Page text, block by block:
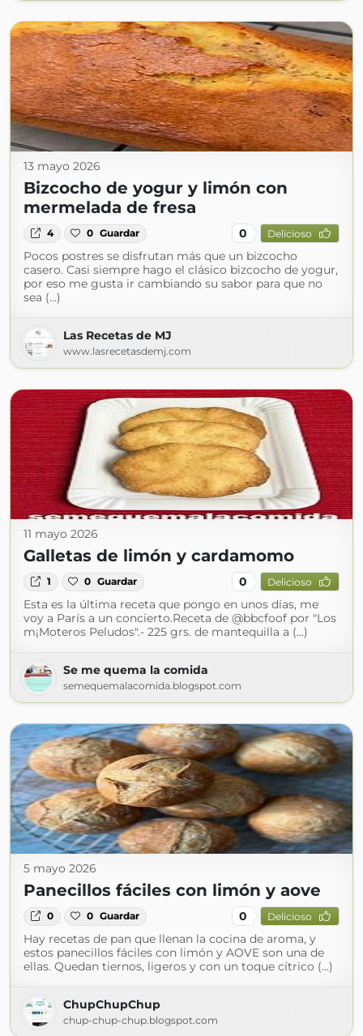
13 mayo 2026
Bizcocho de yogur y limón con
mermelada de fresa
4 0 Guardar 0 Delicioso
Pocos postres se disfrutan más que un bizcocho
casero. Casi siempre hago el clásico bizcocho de yogur,
por eso me gusta ir cambiando su sabor para que no
sea (...)
Las Recetas de MJ
www.lasrecetasdemj.com
11 mayo 2026
Galletas de limón y cardamomo
1 0 Guardar 0 Delicioso
Esta es la última receta que pongo en unos días, me
voy a París a un concierto.Receta de @bbcfoof por "Los
m¡Moteros Peludos".- 225 grs. de mantequilla a (...)
Se me quema la comida
semequemalacomida.blogspot.com
5 mayo 2026
Panecillos fáciles con limón y aove
0 0 Guardar 0 Delicioso
Hay recetas de pan que llenan la cocina de aroma, y
estos panecillos fáciles con limón y AOVE son una de
ellas. Quedan tiernos, ligeros y con un toque cítrico (...)
ChupChupChup
chup-chup-chup.blogspot.com